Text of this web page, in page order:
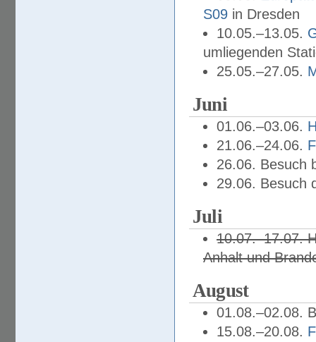
S09 in Dresden
10.05.–13.05.
umliegenden
25.05.–27.05.
Juni
01.06.–03.06.
21.06.–24.06.
26.06. Besuch
29.06. Besuch
Juli
10.07.–17.07.
Anhalt und
August
01.08.–02.08.
15.08.–20.08.